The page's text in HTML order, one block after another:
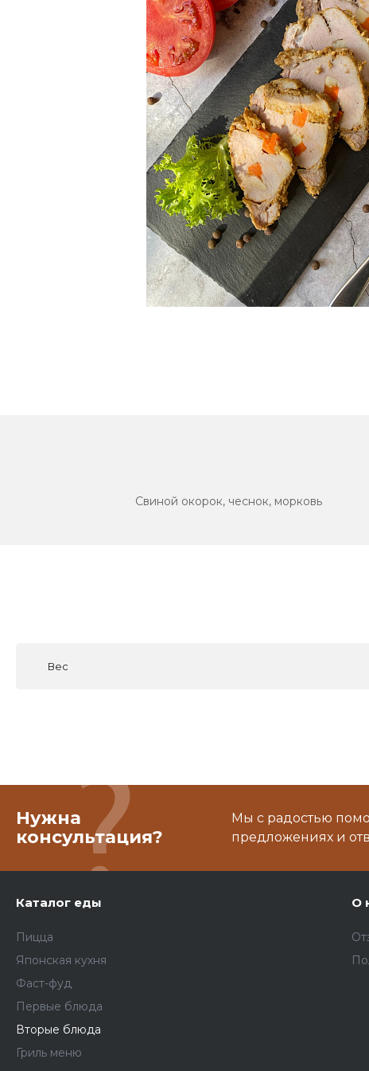
Свиной окорок, чеснок, морковь
Вес
Нужна
консультация?
Мы с радостью
предложениях и
Каталог еды
Пицца
Японская кухня
Фаст-фуд
Первые блюда
Вторые блюда
Гриль меню
О